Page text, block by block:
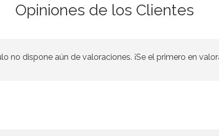
Opiniones de los Clientes
no dispone aún de valoraciones. ¡Se el primero en